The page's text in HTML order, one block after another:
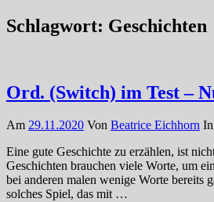
Schlagwort: Geschichten
Ord. (Switch) im Test –
Am 29.11.2020 Von Beatrice Eichhorn In
Eine gute Geschichte zu erzählen, ist
Geschichten brauchen viele Worte, um
bei anderen malen wenige Worte bereits
solches Spiel, das mit …